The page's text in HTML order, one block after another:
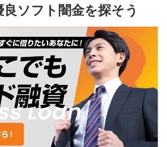
ソフト闇金を探そう